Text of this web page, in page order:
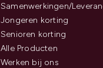
Samenwerkingen/
Jongeren korting
Senioren korting
Alle Producten
Werken bij ons